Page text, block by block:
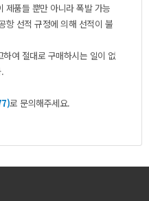
제품들뿐만아니라폭발가능
항선적규정에의해선적이불
여절대로구매하시는일이없
로문의해주세요.